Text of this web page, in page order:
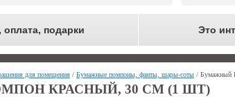
оплата, подарки Это
для помещения / Бумажные помпоны, фанты, шары-соты / Бумажный
КРАСНЫЙ, 30 СМ (1 ШТ)